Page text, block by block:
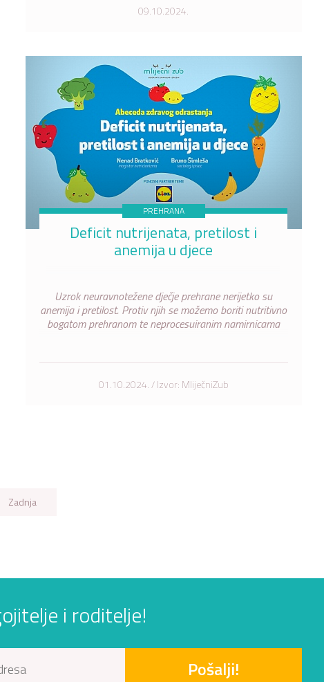
09.10.2024.
PREHRANA
Deficit nutrijenata, pretilost i
anemija u djece
Uzrok neuravnotežene dječje prehrane nerijetko su
anemija i pretilost. Protiv njih se možemo boriti nutritivno
bogatom prehranom te neprocesuiranim namirnicama
01.10.2024. / Izvor: MliječniZub
Zadnja
i roditelje!
Pošalji!